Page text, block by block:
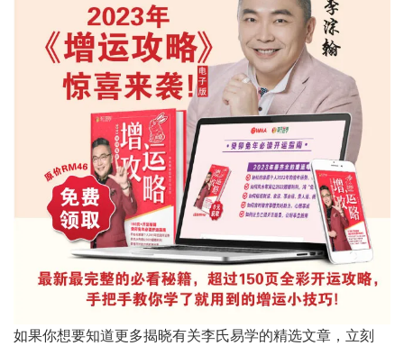
如果你想要知道更多揭晓有关李氏易学的精选文章，立刻